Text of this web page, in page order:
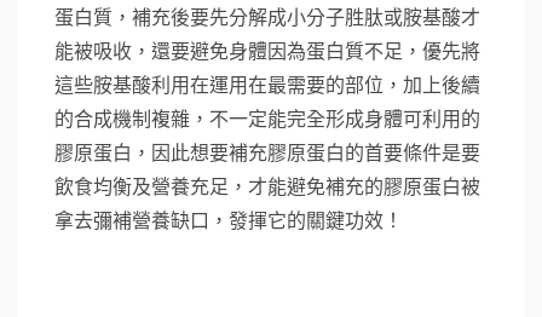
蛋白質，補充後要先分解成小分子胜肽或胺基酸才
能被吸收，還要避免身體因為蛋白質不足，優先將
這些胺基酸利用在運用在最需要的部位，加上後續
的合成機制複雜，不一定能完全形成身體可利用的
膠原蛋白，因此想要補充膠原蛋白的首要條件是要
飲食均衡及營養充足，才能避免補充的膠原蛋白被
拿去彌補營養缺口，發揮它的關鍵功效！